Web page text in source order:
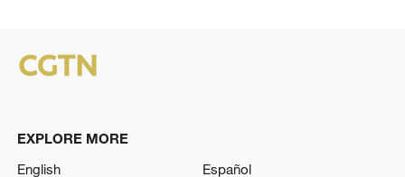
EXPLORE MORE
English
Español